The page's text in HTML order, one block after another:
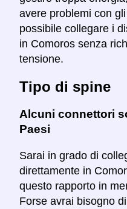
avere problemi con
possibile collegare i
in Comoros senza
tensione.
Tipo di spine
Alcuni connettori
Paesi
Sarai in grado di
direttamente in
questo rapporto in
Forse avrai bisogno